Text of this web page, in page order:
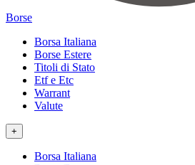
Borse
Borsa Italiana
Borse Estere
Titoli di Stato
Etf e Etc
Warrant
Valute
+
Borsa Italiana